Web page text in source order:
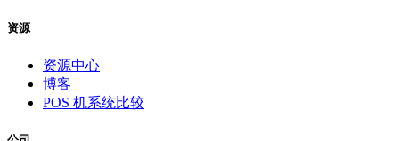
资源
资源中心
博客
POS 机系统比较